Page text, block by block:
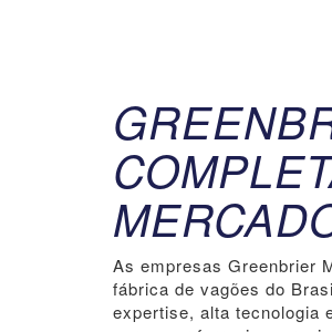
As empresas Greenbrier
fábrica de vagões do
expertise, alta tecnologia